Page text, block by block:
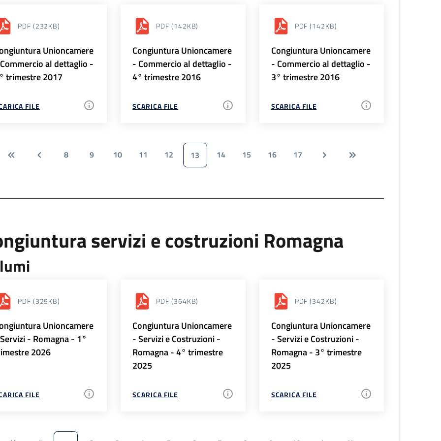
PDF (232KB)
Unioncamere
al dettaglio -
trimestre 2017
FILE
PDF (142KB)
Congiuntura Unioncamere
- Commercio al dettaglio -
4° trimestre 2016
SCARICA FILE
PDF (142KB)
Congiuntura Unioncamere
- Commercio al dettaglio -
3° trimestre 2016
SCARICA FILE
8 9 10 11 12 13 14 15 16 17
servizi e costruzioni Romagna
PDF (329KB)
Unioncamere
- Romagna - 1°
2026
FILE
PDF (364KB)
Congiuntura Unioncamere
- Servizi e Costruzioni -
Romagna - 4° trimestre
2025
SCARICA FILE
PDF (342KB)
Congiuntura Unioncamere
- Servizi e Costruzioni -
Romagna - 3° trimestre
2025
SCARICA FILE